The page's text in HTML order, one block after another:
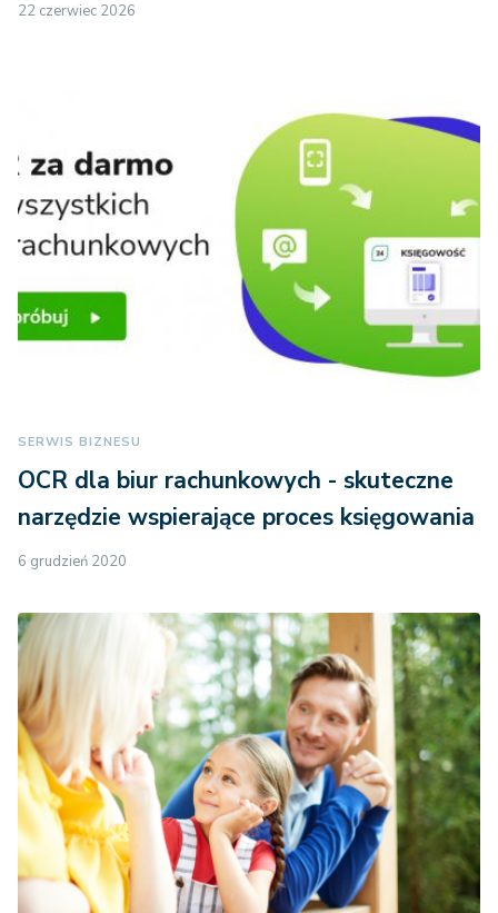
22 czerwiec 2026
SERWIS BIZNESU
OCR dla biur rachunkowych - skuteczne
narzędzie wspierające proces księgowania
6 grudzień 2020